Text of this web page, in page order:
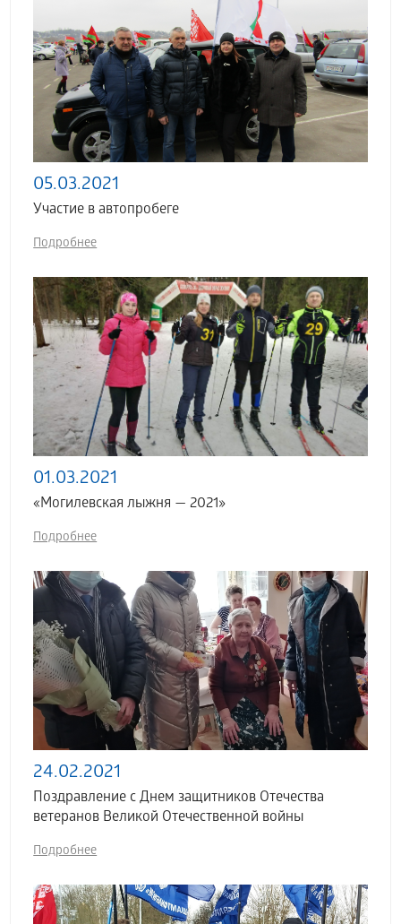
05.03.2021
Участие в автопробеге
Подробнее
01.03.2021
«Могилевская лыжня — 2021»
Подробнее
24.02.2021
Поздравление с Днем защитников Отечества
ветеранов Великой Отечественной войны
Подробнее